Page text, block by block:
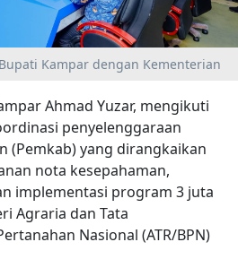
Kampar dengan Kementerian
Ahmad Yuzar, mengikuti
penyelenggaraan
(Pemkab) yang dirangkaikan
nota kesepahaman,
implementasi program 3 juta
Agraria dan Tata
Nasional (ATR/BPN)